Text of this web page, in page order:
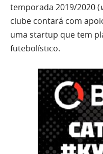
temporada 2019/2020 (
clube contará com
uma startup que tem
futebolístico.